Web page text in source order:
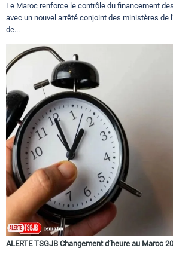
Le Maroc renforce le contrôle du financement
avec un nouvel arrêté conjoint des ministères de
de...
ALERTE TSGJB Changement d’heure au Maroc